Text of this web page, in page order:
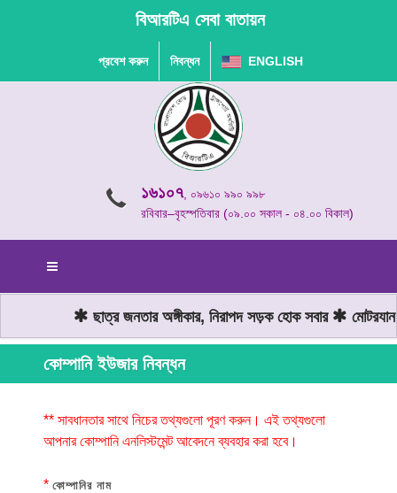
বিআরটিএ সেবা বাতায়ন
প্রবেশ করুন নিবন্ধন ENGLISH
১৬১০৭, ০৯৬১০ ৯৯০ ৯৯৮
রবিবার–বৃহস্পতিবার (০৯.০০ সকাল - ০৪.০০ বিকাল)
ছাত্র জনতার অঙ্গীকার, নিরাপদ সড়ক হোক সবার মোটরযান
কোম্পানি ইউজার নিবন্ধন
** সাবধানতার সাথে নিচের তথ্যগুলো পূরণ করুন। এই তথ্যগুলো
আপনার কোম্পানি এনলিস্টমেন্ট আবেদনে ব্যবহার করা হবে।
* কোম্পানির নাম